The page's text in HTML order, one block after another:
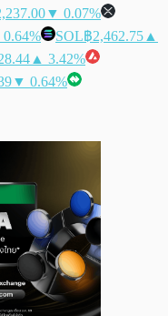
▼ 0.07%
SOL฿2,462.75 ▲
▲ 3.42%
▼ 0.64%